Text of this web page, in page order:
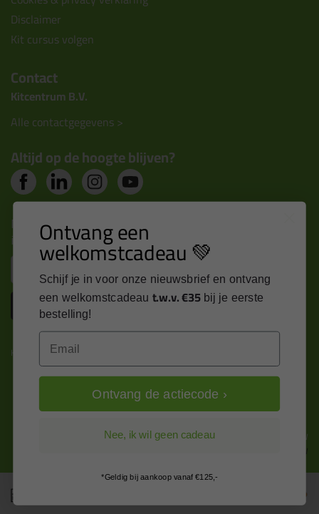
Disclaimer
Kit cursus volgen
Contact
Kitcentrum B.V.
Alle contactgegevens >
Altijd op de hoogte blijven?
Nieuws, tips en exclusieve deals rechtstreeks in je
inbox
Inschrijven
Kitcentrum is trots op:
Alle prijzen zijn in EURO en excl. 21% BTW
wijzig naar incl. BTW
Ontvang een
welkomstcadeau 💚
Schijf je in voor onze nieuwsbrief en ontvang
een welkomstcadeau t.w.v. €35 bij je eerste
bestelling!
Email
Ontvang de actiecode ›
Nee, ik wil geen cadeau
*Geldig bij aankoop vanaf €125,-